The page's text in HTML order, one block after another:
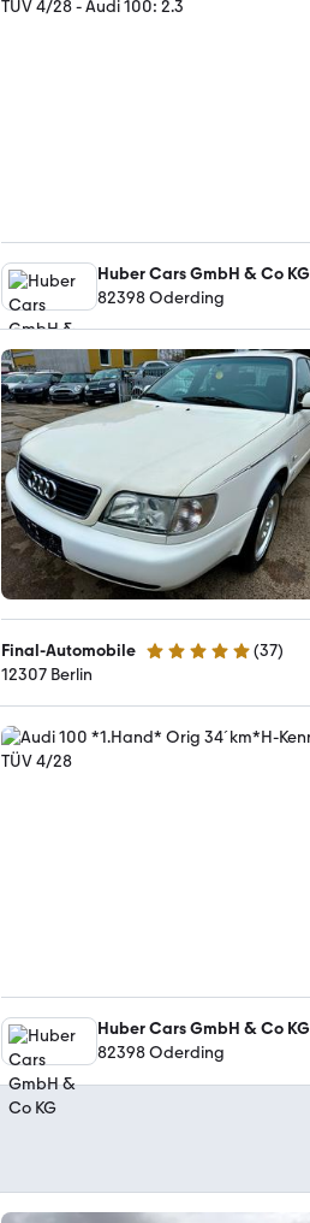
Huber Cars GmbH & Co KG
82398 Oderding
Final-Automobile 5 Sterne (37)
12307 Berlin
Huber Cars GmbH & Co KG
82398 Oderding